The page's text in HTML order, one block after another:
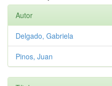
Autor
Delgado, Gabriela
Pinos, Juan